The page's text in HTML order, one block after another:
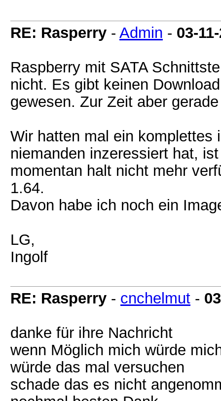
RE: Rasperry - Admin - 03-
Raspberry mit SATA
nicht. Es gibt keinen
gewesen. Zur Zeit aber
Wir hatten mal ein komplettes
niemanden inzeressiert hat,
momentan halt nicht mehr
1.64.
Davon habe ich noch ein
LG,
Ingolf
RE: Rasperry - cnchelmut -
danke für ihre Nachricht
wenn Möglich mich würde
würde das mal versuchen
schade das es nicht